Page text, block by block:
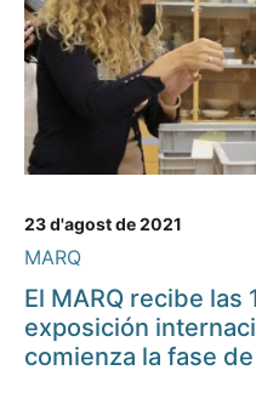
23 d'agost de 2021
MARQ
El MARQ recibe las
exposición
comienza la fase